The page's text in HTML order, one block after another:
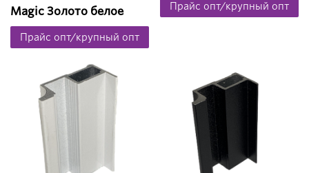
Magic Золото белое
Прайс опт/крупный опт
Прайс опт/крупный опт